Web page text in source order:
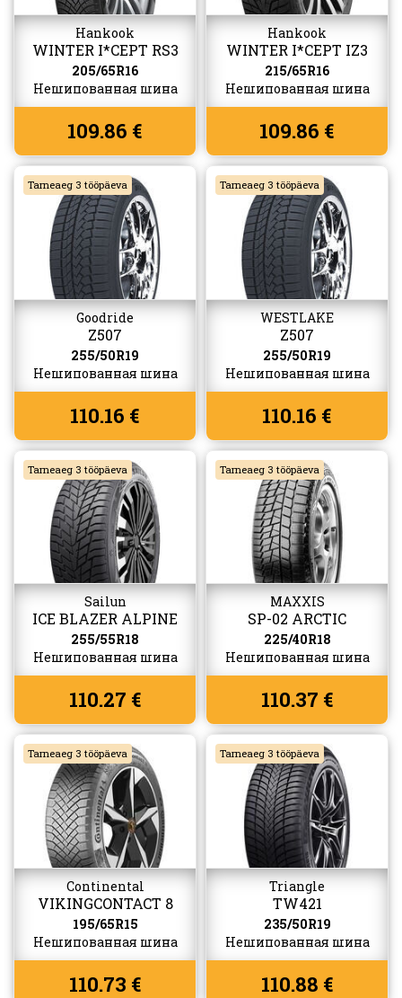
Hankook
WINTER I*CEPT RS3
(W462)
205/65R16
Нешипованная шина
109.86 €
Hankook
WINTER I*CEPT IZ3
(W636)
215/65R16
Нешипованная шина
109.86 €
Tarneaeg 3 tööpäeva
Goodride
Z507
255/50R19
Нешипованная шина
110.16 €
Tarneaeg 3 tööpäeva
WESTLAKE
Z507
255/50R19
Нешипованная шина
110.16 €
Tarneaeg 3 tööpäeva
Sailun
ICE BLAZER ALPINE
EVO 2
255/55R18
Нешипованная шина
110.27 €
Tarneaeg 3 tööpäeva
MAXXIS
SP-02 ARCTIC
TREKKER
225/40R18
Нешипованная шина
110.37 €
Tarneaeg 3 tööpäeva
Continental
VIKINGCONTACT 8
195/65R15
Нешипованная шина
110.73 €
Tarneaeg 3 tööpäeva
Triangle
TW421
235/50R19
Нешипованная шина
110.88 €